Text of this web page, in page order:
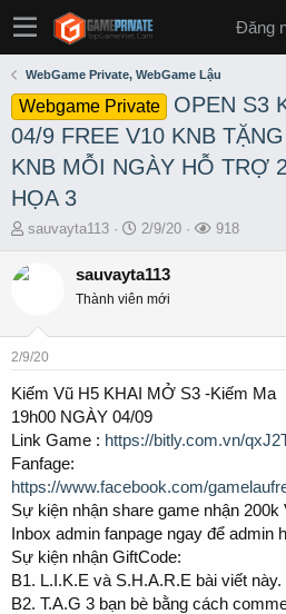
Đăng
WebGame Private, WebGame Lậu
Webgame Private
OPEN S3
04/9 FREE V10 KNB
KNB MỖI NGÀY HỖ TRỢ
HỌA 3
T
r
s
a
r
t
e
r
sauvayta113
S
a
t
e
2/9/20
L
918
sauvayta113
Thành viên mới
2/9/20
Kiếm Vũ H5 KHAI MỞ S3 -Kiếm Ma
19h00 NGÀY 04/09
Link Game : https://bitly.com.vn/
Fanfage:
https://www.facebook.com/
Sự kiện nhận share game nhận
Inbox admin fanpage ngay để admin
Sự kiện nhận GiftCode:
B1. L.I.K.E và S.H.A.R.E bài viết này.
B2. T.A.G 3 bạn bè bằng cách